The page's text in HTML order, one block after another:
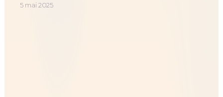
5 mai 2025